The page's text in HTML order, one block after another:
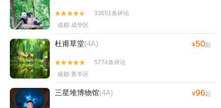


33651条评论
成都·成华区
杜甫草堂(4A) ¥50起


5774条评论
成都·青羊区
三星堆博物馆(4A) ¥96起